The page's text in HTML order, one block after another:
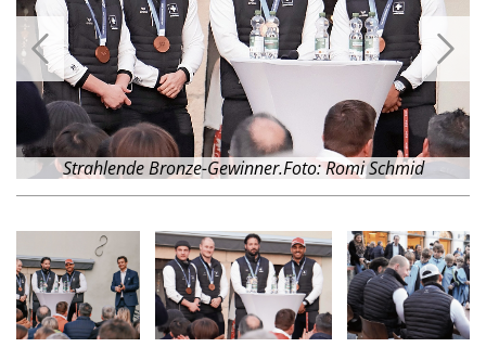
Strahlende Bronze-Gewinner.Foto: Romi Schmid